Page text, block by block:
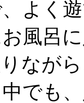
よく
風呂
なが
でも